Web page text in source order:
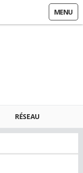
MENU
RÉSEAU